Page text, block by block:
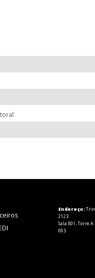
Endereço:
2123
Sala 801, Torre
003